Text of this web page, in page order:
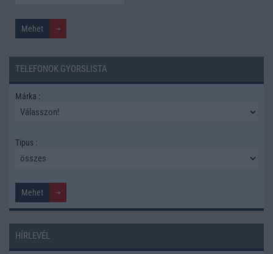
TELEFONOK GYORSLISTA
Márka :
Tipus :
HÍRLEVÉL